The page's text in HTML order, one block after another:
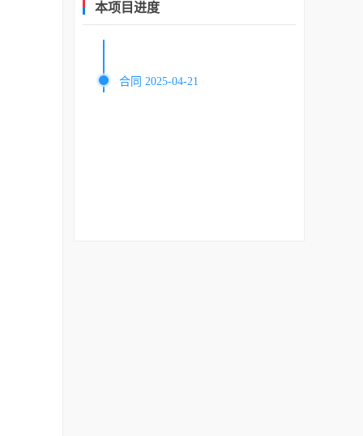
本项目进度
合同 2025-04-21